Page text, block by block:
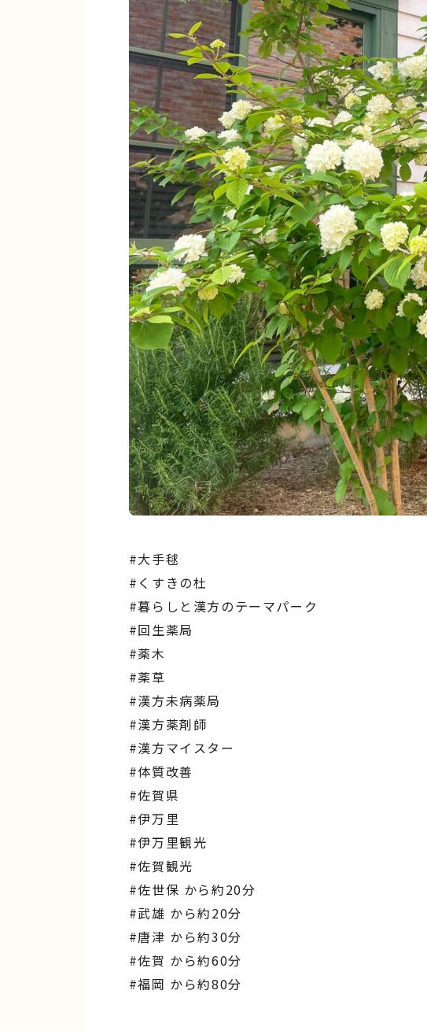
#大手毬
#くすきの杜
#暮らしと漢方のテーマパーク
#回生薬局
#薬木
#薬草
#漢方未病薬局
#漢方薬剤師
#漢方マイスター
#体質改善
#佐賀県
#伊万里
#伊万里観光
#佐賀観光
#佐世保 から約20分
#武雄 から約20分
#唐津 から約30分
#佐賀 から約60分
#福岡 から約80分